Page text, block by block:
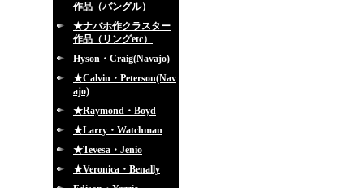
作品（バングル）
★ナバホ作クラスター
作品（リングetc）
Hyson・Craig(Navajo)
★Calvin・Peterson(Nav
ajo)
★Raymond・Boyd
★Larry・Watchman
★Tevesa・Jenio
★Veronica・Benally